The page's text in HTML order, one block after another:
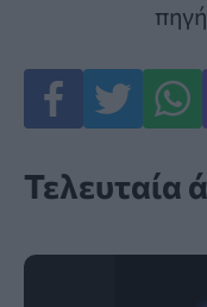
Τελευταία